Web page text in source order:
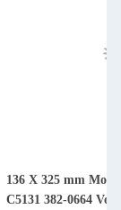
136 X 325 mm
C5131 382-0664